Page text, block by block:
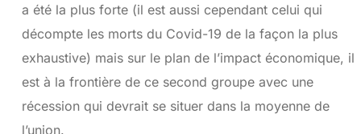
a été la plus forte (il est aussi cependant celui qui
décompte les morts du Covid-19 de la façon la plus
exhaustive) mais sur le plan de l’impact économique, il
est à la frontière de ce second groupe avec une
récession qui devrait se situer dans la moyenne de
l’union.